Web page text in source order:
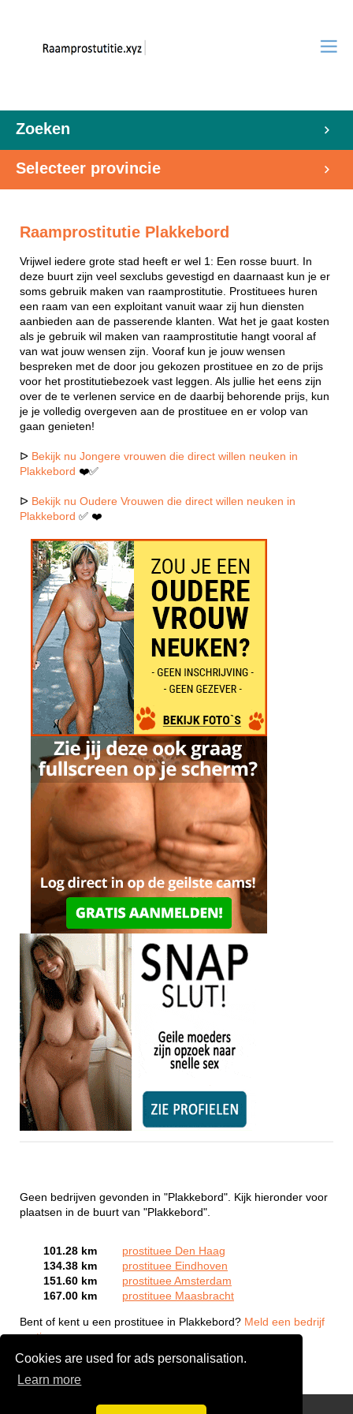
Cookies are used for ads personalisation.
Learn more
Zoeken
Selecteer provincie
Raamprostitutie Plakkebord
Vrijwel iedere grote stad heeft er wel 1: Een rosse buurt. In
deze buurt zijn veel sexclubs gevestigd en daarnaast kun je er
soms gebruik maken van raamprostitutie. Prostituees huren
een raam van een exploitant vanuit waar zij hun diensten
aanbieden aan de passerende klanten. Wat het je gaat kosten
als je gebruik wil maken van raamprostitutie hangt vooral af
van wat jouw wensen zijn. Vooraf kun je jouw wensen
bespreken met de door jou gekozen prostituee en zo de prijs
voor het prostitutiebezoek vast leggen. Als jullie het eens zijn
over de te verlenen service en de daarbij behorende prijs, kun
je je volledig overgeven aan de prostituee en er volop van
gaan genieten!
ᐅ Bekijk nu Jongere vrouwen die direct willen neuken in
Plakkebord ❤️✅
ᐅ Bekijk nu Oudere Vrouwen die direct willen neuken in
Plakkebord ✅ ❤️
Geen bedrijven gevonden in "Plakkebord". Kijk hieronder voor
plaatsen in de buurt van "Plakkebord".
101.28 km
prostituee Den Haag
134.38 km
prostituee Eindhoven
151.60 km
prostituee Amsterdam
167.00 km
prostituee Maasbracht
Bent of kent u een prostituee in Plakkebord? Meld een bedrijf
gratis aan